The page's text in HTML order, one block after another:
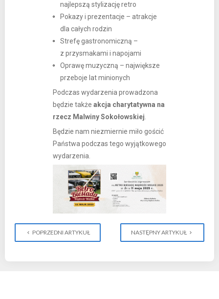
najlepszą stylizację retro
Pokazy i prezentacje – atrakcje
dla całych rodzin
Strefę gastronomiczną –
z przysmakami i napojami
Oprawę muzyczną – największe
przeboje lat minionych
Podczas wydarzenia prowadzona
będzie także akcja charytatywna na
rzecz Malwiny Sokołowskiej.
Będzie nam niezmiernie miło gościć
Państwa podczas tego wyjątkowego
wydarzenia.
POPRZEDNI ARTYKUŁ NASTĘPNY ARTYKUŁ